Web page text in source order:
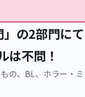
の2部門にて
は不問！
、BL、ホラー・ミ